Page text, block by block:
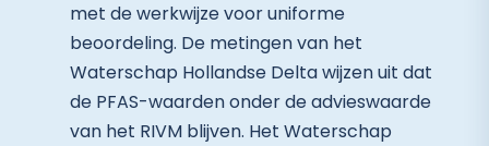
met de werkwijze voor uniforme
beoordeling. De metingen van het
Waterschap Hollandse Delta wijzen uit dat
de PFAS-waarden onder de advieswaarde
van het RIVM blijven. Het Waterschap